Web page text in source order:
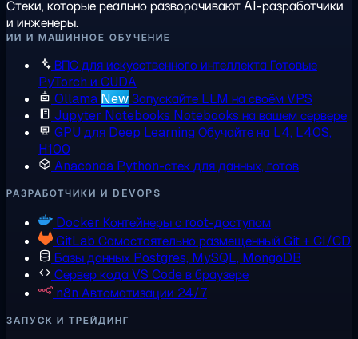
Стеки, которые реально разворачивают AI-разработчики
и инженеры.
ИИ И МАШИННОЕ ОБУЧЕНИЕ
ВПС для искусственного интеллектаГотовые
PyTorch и CUDA
Ollama NewЗапускайте LLM на своём VPS
Jupyter Notebooks Notebooks на вашем сервере
GPU для Deep Learning Обучайте на L4, L40S,
H100
Anaconda Python-стек для данных, готов
РАЗРАБОТЧИКИ И DEVOPS
Docker Контейнеры с root-доступом
GitLab Самостоятельно размещенный Git + CI/CD
Базы данных Postgres, MySQL, MongoDB
Сервер кодаVS Code в браузере
n8n Автоматизации 24/7
ЗАПУСК И ТРЕЙДИНГ